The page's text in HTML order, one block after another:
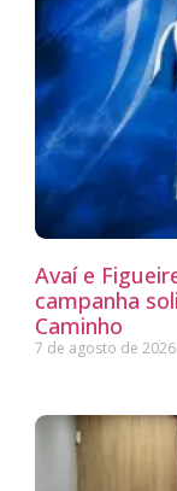
Avaí e
campanha
Caminho
7 de agosto de 2026